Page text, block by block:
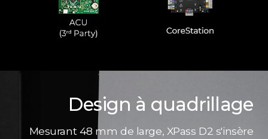
Design à quadrillage
Mesurant 48 mm de large, XPass D2 s'insère